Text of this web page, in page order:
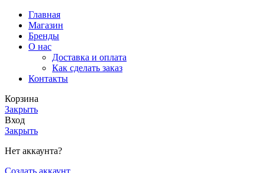
Главная
Магазин
Бренды
О нас
Доставка и оплата
Как сделать заказ
Контакты
Корзина
Закрыть
Вход
Закрыть
Нет аккаунта?
Создать аккаунт